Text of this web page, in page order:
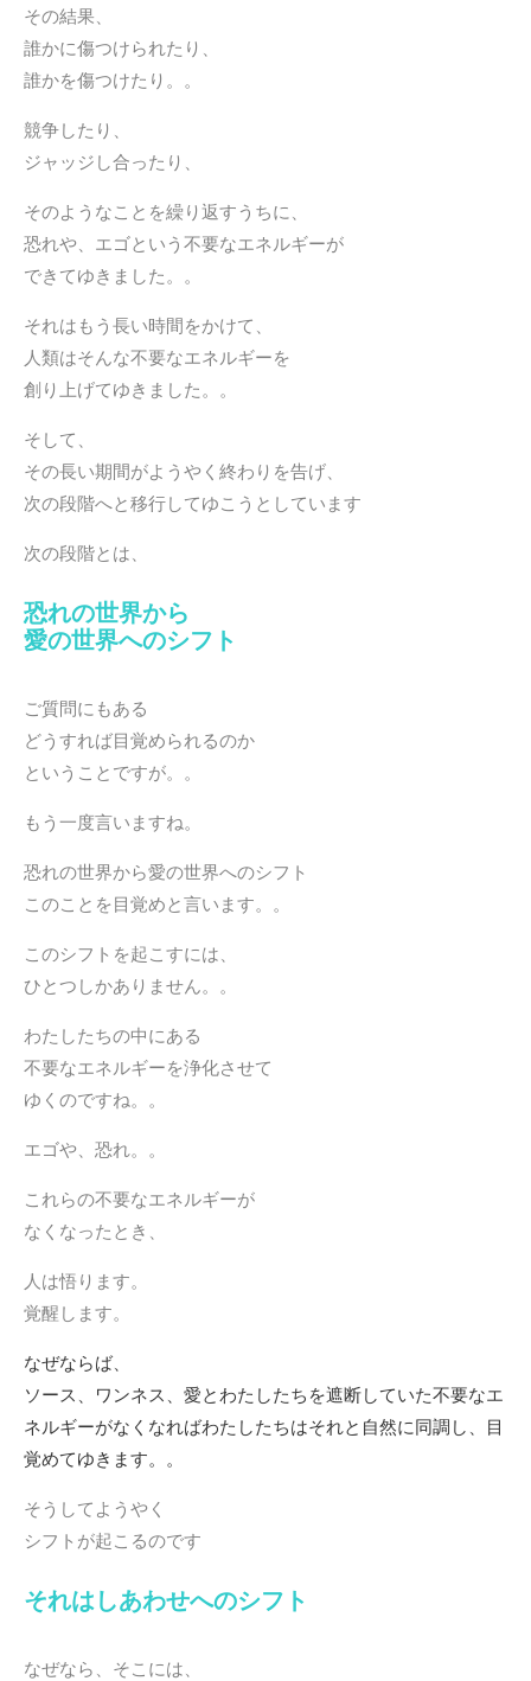
その結果、
誰かに傷つけられたり、
誰かを傷つけたり。。
競争したり、
ジャッジし合ったり、
そのようなことを繰り返すうちに、
恐れや、エゴという不要なエネルギーが
できてゆきました。。
それはもう長い時間をかけて、
人類はそんな不要なエネルギーを
創り上げてゆきました。。
そして、
その長い期間がようやく終わりを告げ、
次の段階へと移行してゆこうとしています
次の段階とは、
恐れの世界から
愛の世界へのシフト
ご質問にもある
どうすれば目覚められるのか
ということですが。。
もう一度言いますね。
恐れの世界から愛の世界へのシフト
このことを目覚めと言います。。
このシフトを起こすには、
ひとつしかありません。。
わたしたちの中にある
不要なエネルギーを浄化させて
ゆくのですね。。
エゴや、恐れ。。
これらの不要なエネルギーが
なくなったとき、
人は悟ります。
覚醒します。
なぜならば、
ソース、ワンネス、愛とわたしたちを遮断していた不要なエ
ネルギーがなくなればわたしたちはそれと自然に同調し、目
覚めてゆきます。。
そうしてようやく
シフトが起こるのです
それはしあわせへのシフト
なぜなら、そこには、